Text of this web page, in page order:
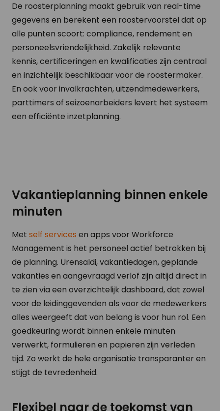
De roosterplanning maakt gebruik van real-time
gegevens en berekent een roostervoorstel dat op
alle punten scoort: compliance, rendement en
personeelsvriendelijkheid. Zakelijk relevante
kennis, certificeringen en kwalificaties zijn centraal
en inzichtelijk beschikbaar voor de roostermaker.
En ook voor invalkrachten, uitzendmedewerkers,
parttimers of seizoenarbeiders levert het systeem
een efficiënte inzetplanning.
Vakantieplanning binnen enkele
minuten
Met self services en apps voor Workforce
Management is het personeel actief betrokken bij
de planning. Urensaldi, vakantiedagen, geplande
vakanties en aangevraagd verlof zijn altijd direct in
te zien via een overzichtelijk dashboard, dat zowel
voor de leidinggevenden als voor de medewerkers
alles weergeeft dat van belang is voor hun rol. Een
goedkeuring wordt binnen enkele minuten
verwerkt, formulieren en papieren zijn verleden
tijd. Zo werkt de hele organisatie transparanter en
stijgt de tevredenheid.
Flexibel naar de toekomst van